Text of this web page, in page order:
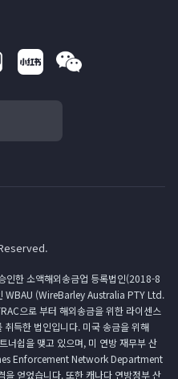
인한 소액해외송금업 등록법인(2018-8
WBAU (WireBarley Australia PTY Ltd.
으로 부터 해외송금을 위한 라이센스
득한 법인입니다. 미국 송금을 위해
쉽을 맺고 있으며, 미 연방 재무부 산
Enforcement Network Department
얻었습니다. 또한 캐나다 연방정부 산